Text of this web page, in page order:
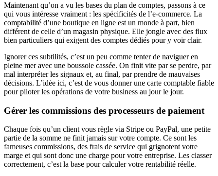
Maintenant qu’on a vu les bases du plan de comptes, passons à ce
qui vous intéresse vraiment : les spécificités de l’e-commerce. La
comptabilité d’une boutique en ligne est un monde à part, bien
différent de celle d’un magasin physique. Elle jongle avec des flux
bien particuliers qui exigent des comptes dédiés pour y voir clair.
Ignorer ces subtilités, c’est un peu comme tenter de naviguer en
pleine mer avec une boussole cassée. On finit vite par se perdre, par
mal interpréter les signaux et, au final, par prendre de mauvaises
décisions. L’idée ici, c’est de vous donner une carte comptable fiable
pour piloter les opérations de votre business au jour le jour.
Gérer les commissions des processeurs de paiement
Chaque fois qu’un client vous règle via Stripe ou PayPal, une petite
partie de la somme ne finit jamais sur votre compte. Ce sont les
fameuses commissions, des frais de service qui grignotent votre
marge et qui sont donc une charge pour votre entreprise. Les classer
correctement, c’est la base pour calculer votre rentabilité réelle.